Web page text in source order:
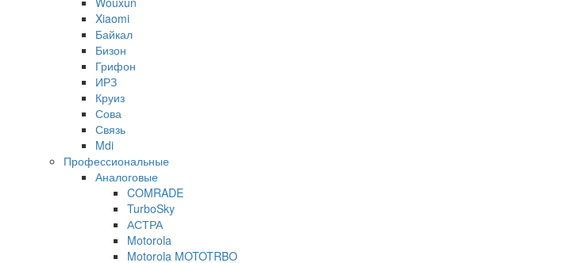
Xiaomi
Байкал
Бизон
Грифон
ИРЗ
Круиз
Сова
Связь
Mdi
Профессиональные
Аналоговые
COMRADE
TurboSky
АСТРА
Motorola
Motorola MOTOTRBO